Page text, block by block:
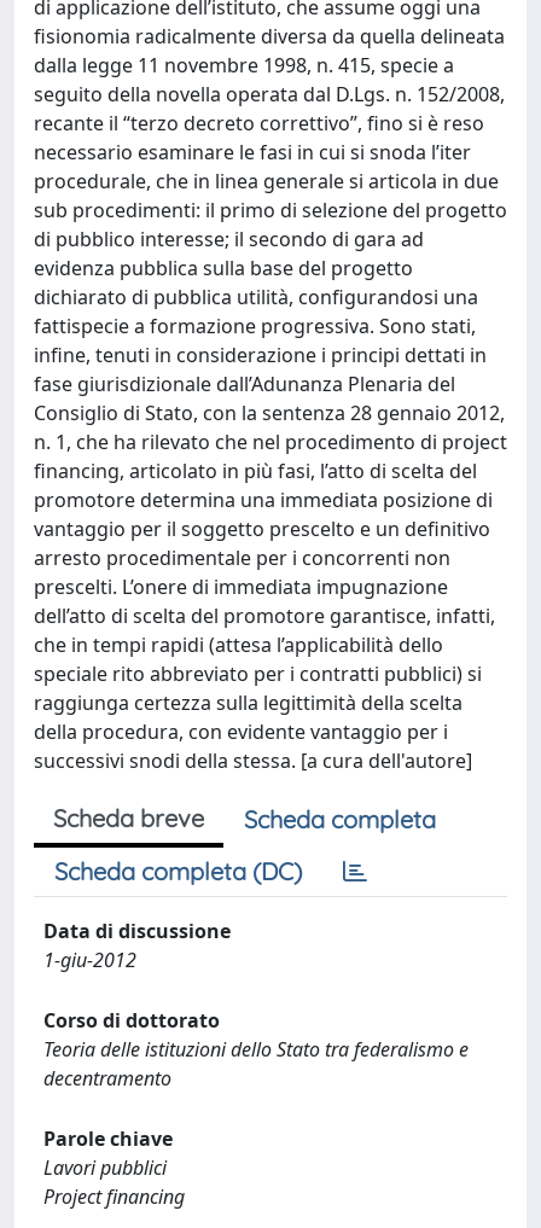
di applicazione dell’istituto, che assume oggi una
fisionomia radicalmente diversa da quella delineata
dalla legge 11 novembre 1998, n. 415, specie a
seguito della novella operata dal D.Lgs. n. 152/2008,
recante il “terzo decreto correttivo”, fino si è reso
necessario esaminare le fasi in cui si snoda l’iter
procedurale, che in linea generale si articola in due
sub procedimenti: il primo di selezione del progetto
di pubblico interesse; il secondo di gara ad
evidenza pubblica sulla base del progetto
dichiarato di pubblica utilità, configurandosi una
fattispecie a formazione progressiva. Sono stati,
infine, tenuti in considerazione i principi dettati in
fase giurisdizionale dall’Adunanza Plenaria del
Consiglio di Stato, con la sentenza 28 gennaio 2012,
n. 1, che ha rilevato che nel procedimento di project
financing, articolato in più fasi, l’atto di scelta del
promotore determina una immediata posizione di
vantaggio per il soggetto prescelto e un definitivo
arresto procedimentale per i concorrenti non
prescelti. L’onere di immediata impugnazione
dell’atto di scelta del promotore garantisce, infatti,
che in tempi rapidi (attesa l’applicabilità dello
speciale rito abbreviato per i contratti pubblici) si
raggiunga certezza sulla legittimità della scelta
della procedura, con evidente vantaggio per i
successivi snodi della stessa. [a cura dell'autore]
Scheda breve
Scheda completa
Scheda completa (DC)
Data di discussione
1-giu-2012
Corso di dottorato
Teoria delle istituzioni dello Stato tra federalismo e
decentramento
Parole chiave
Lavori pubblici
Project financing